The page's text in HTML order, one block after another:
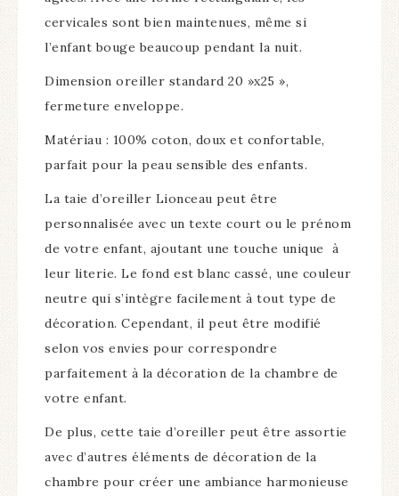
cervicales sont bien maintenues, même si
l’enfant bouge beaucoup pendant la nuit.
Dimension oreiller standard 20 »x25 »,
fermeture enveloppe.
Matériau : 100% coton, doux et confortable,
parfait pour la peau sensible des enfants.
La taie d’oreiller Lionceau peut être
personnalisée avec un texte court ou le prénom
de votre enfant, ajoutant une touche unique à
leur literie. Le fond est blanc cassé, une couleur
neutre qui s’intègre facilement à tout type de
décoration. Cependant, il peut être modifié
selon vos envies pour correspondre
parfaitement à la décoration de la chambre de
votre enfant.
De plus, cette taie d’oreiller peut être assortie
avec d’autres éléments de décoration de la
chambre pour créer une ambiance harmonieuse